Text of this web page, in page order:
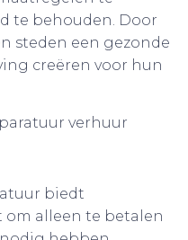
te behouden. Door
steden een gezonde
creëren voor hun
verhuur
biedt
alleen te betalen